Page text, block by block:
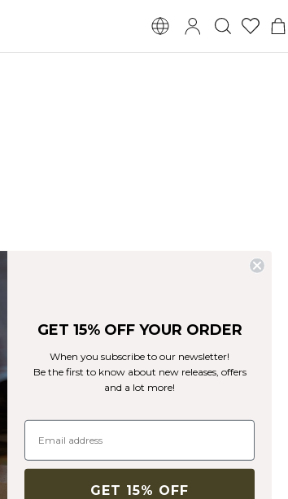
GET 15% OFF YOUR ORDER
When you subscribe to our newsletter!
Be the first to know about new releases, offers
and a lot more!
GET 15% OFF